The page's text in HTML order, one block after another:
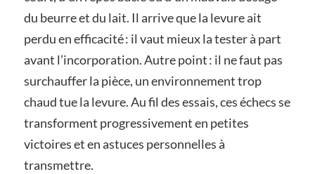
du beurre et du lait. Il arrive que la levure ait
perdu en efficacité : il vaut mieux la tester à part
avant l’incorporation. Autre point : il ne faut pas
surchauffer la pièce, un environnement trop
chaud tue la levure. Au fil des essais, ces échecs se
transforment progressivement en petites
victoires et en astuces personnelles à
transmettre.